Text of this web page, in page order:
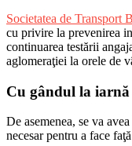
Societatea de Transport
cu privire la prevenirea
continuarea testării
aglomeraţiei la orele de
Cu gândul la iarnă
De asemenea, se va
necesar pentru a face